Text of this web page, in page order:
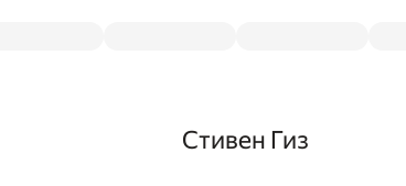
Стивен Гиз